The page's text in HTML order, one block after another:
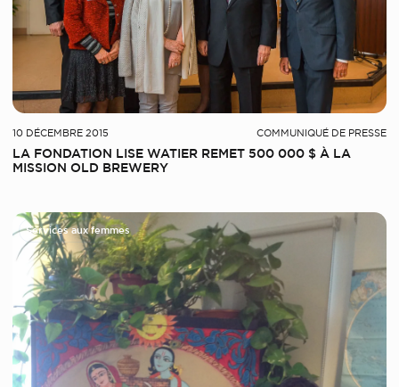
10 DÉCEMBRE 2015 COMMUNIQUÉ DE PRESSE
LA FONDATION LISE WATIER REMET 500 000 $ À LA
MISSION OLD BREWERY
Services aux femmes